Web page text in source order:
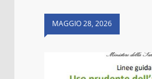
MAGGIO 28, 2026